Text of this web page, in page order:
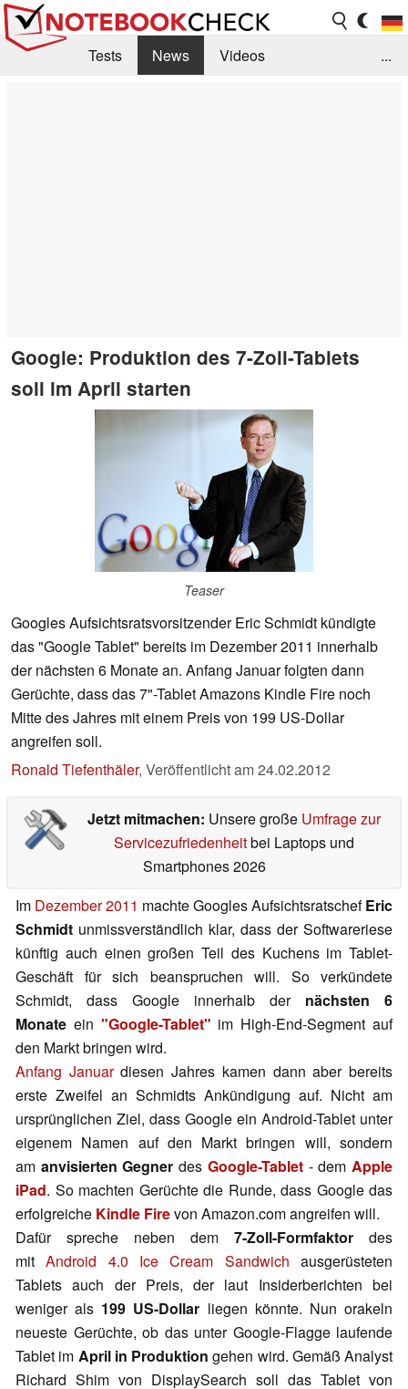
Tests News
Videos
...
Google: Produktion des 7-Zoll-Tablets
soll im April starten
Teaser
Googles Aufsichtsratsvorsitzender Eric Schmidt kündigte
das "Google Tablet" bereits im Dezember 2011 innerhalb
der nächsten 6 Monate an. Anfang Januar folgten dann
Gerüchte, dass das 7"-Tablet Amazons Kindle Fire noch
Mitte des Jahres mit einem Preis von 199 US-Dollar
angreifen soll.
Ronald Tiefenthäler, Veröffentlicht am24.02.2012
Jetzt mitmachen: Unsere große Umfrage zur
Servicezufriedenheitbei Laptops und
Smartphones 2026
Im Dezember 2011 machte Googles AufsichtsratschefEric
Schmidt unmissverständlich klar, dass der Softwareriese
künftig auch einen großen Teil des Kuchens im Tablet-
Geschäft für sich beanspruchen will. So verkündete
Schmidt, dass Google innerhalb der nächsten 6
Monate ein "Google-Tablet" im High-End-Segment auf
den Markt bringen wird.
Anfang Januardiesen Jahres kamen dann aber bereits
erste Zweifel an Schmidts Ankündigung auf. Nicht am
ursprünglichen Ziel, dass Google ein Android-Tablet unter
eigenem Namen auf den Markt bringen will, sondern
am anvisierten Gegner des Google-Tablet- demApple
iPad. So machten Gerüchte die Runde, dass Google das
erfolgreiche Kindle Firevon Amazon.com angreifen will.
Dafür spreche neben dem 7-Zoll-Formfaktor des
mitAndroid 4.0 Ice Cream Sandwich ausgerüsteten
Tablets auch der Preis, der laut Insiderberichten bei
weniger als 199 US-Dollar liegen könnte. Nun orakeln
neueste Gerüchte, ob das unter Google-Flagge laufende
Tablet im April in Produktion gehen wird. Gemäß Analyst
Richard Shim von DisplaySearch soll das Tablet von